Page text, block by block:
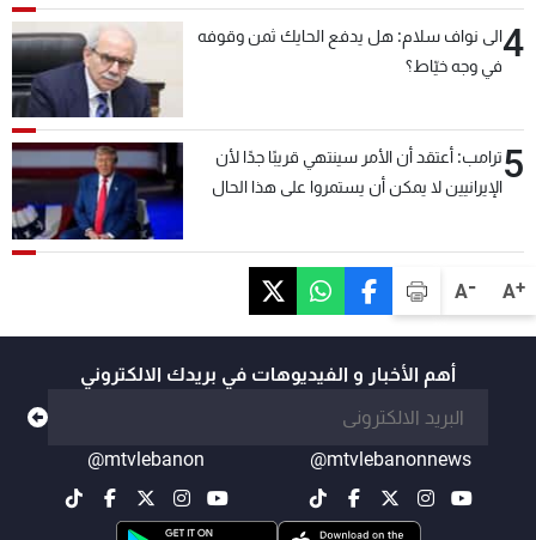
A+
A-
4الى نواف سلام: هل يدفع الحايك ثمن وقوفه
في وجه خيّاط؟
5ترامب: أعتقد أن الأمر سينتهي قريبًا جدًا لأن
الإيرانيين لا يمكن أن يستمروا على هذا الحال
أهم الأخبار و الفيديوهات في بريدك الالكتروني
@mtvlebanonnews
@mtvlebanon